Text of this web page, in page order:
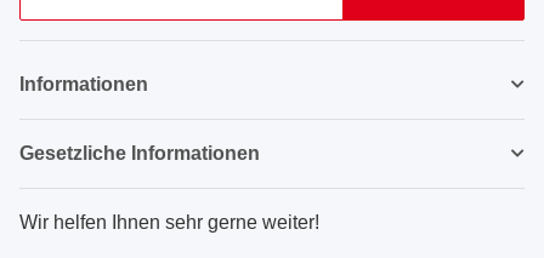
Informationen
Gesetzliche Informationen
Wir helfen Ihnen sehr gerne weiter!